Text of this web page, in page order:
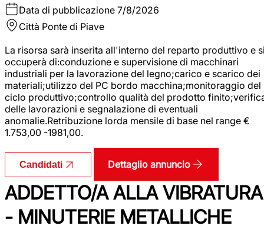
Data di pubblicazione 7/8/2026
Città Ponte di Piave
La risorsa sarà inserita all'interno del reparto produttivo e
occuperà di:conduzione e supervisione di macchinari
industriali per la lavorazione del legno;carico e scarico dei
materiali;utilizzo del PC bordo macchina;monitoraggio del
ciclo produttivo;controllo qualità del prodotto
delle lavorazioni e segnalazione di eventuali
anomalie.Retribuzione lorda mensile di base nel range €
1.753,00 -1981,00.
Candidati Dettaglio annuncio
ADDETTO/A ALLA VIBRATURA
- MINUTERIE METALLICHE